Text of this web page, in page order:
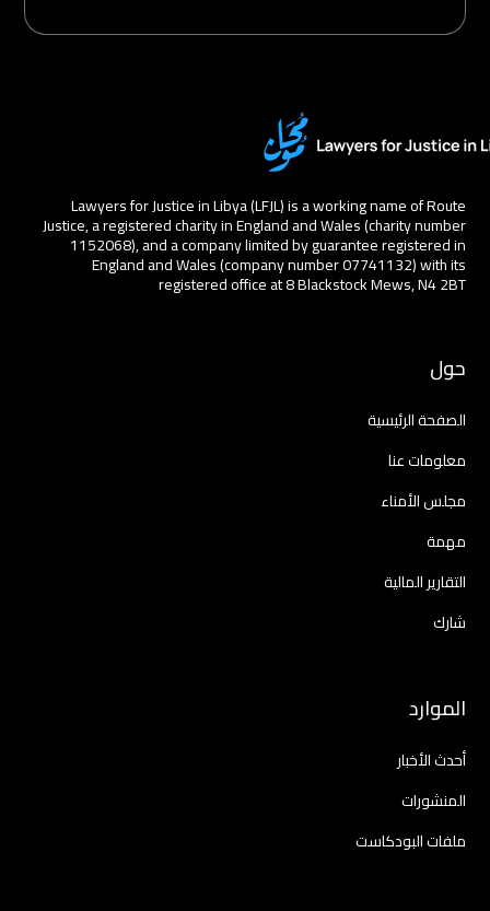
Lawyers for Justice in Libya (LFJL) is a working name of Route
Justice, a registered charity in England and Wales (charity number
1152068), and a company limited by guarantee registered in
England and Wales (company number 07741132) with its
registered office at 8 Blackstock Mews, N4 2BT
حول
الصفحة الرئيسية
معلومات عنا
مجلس الأمناء
مهمة
التقارير المالية
شارك
الموارد
أحدث الأخبار
المنشورات
ملفات البودكاست